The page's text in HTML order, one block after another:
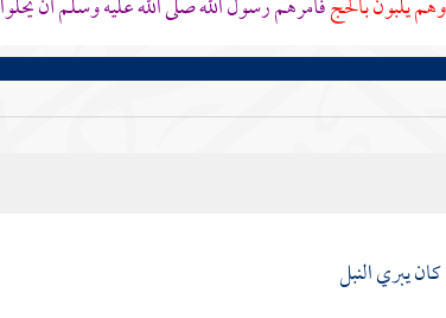
يلبون بالحجفأمرهم رسول الله صلى الله عليه وسلم أن يحلوا
يبري النبل